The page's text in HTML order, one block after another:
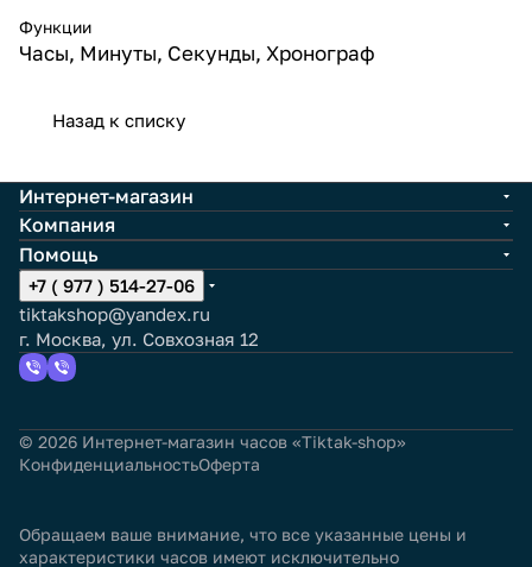
Функции
Часы, Минуты, Секунды, Хронограф
Назад к списку
Интернет-магазин
Компания
Помощь
+7 ( 977 ) 514-27-06
tiktakshop@yandex.ru
г. Москва, ул. Совхозная 12
© 2026 Интернет-магазин часов «Tiktak-shop»
КонфиденциальностьОферта
Обращаем ваше внимание, что все указанные цены и
характеристики часов имеют исключительно